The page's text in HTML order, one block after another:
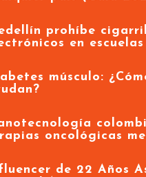
prohíbe
en escuelas
músculo:
oncológicas
de 22 Años